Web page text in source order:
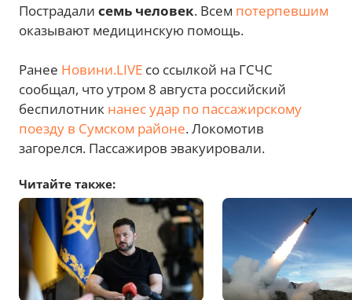
Пострадали семь человек. Всем потерпевшим
оказывают медицинскую помощь.
Ранее Новини.LIVE со ссылкой на ГСЧС
сообщал, что утром 8 августа российский
беспилотник нанес удар по пассажирскому
поезду в Сумском районе. Локомотив
загорелся. Пассажиров эвакуировали.
Читайте также: